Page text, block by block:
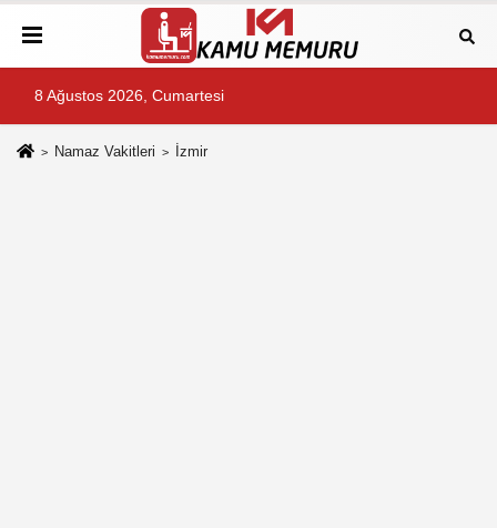
8 Ağustos 2026, Cumartesi
Namaz Vakitleri İzmir